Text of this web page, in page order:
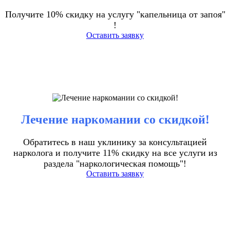
Получите 10% скидку на услугу "капельница от запоя"
!
Оставить заявку
Лечение наркомании со скидкой!
Обратитесь в наш уклинику за консультацией
нарколога и получите 11% скидку на все услуги из
раздела "наркологическая помощь"!
Оставить заявку